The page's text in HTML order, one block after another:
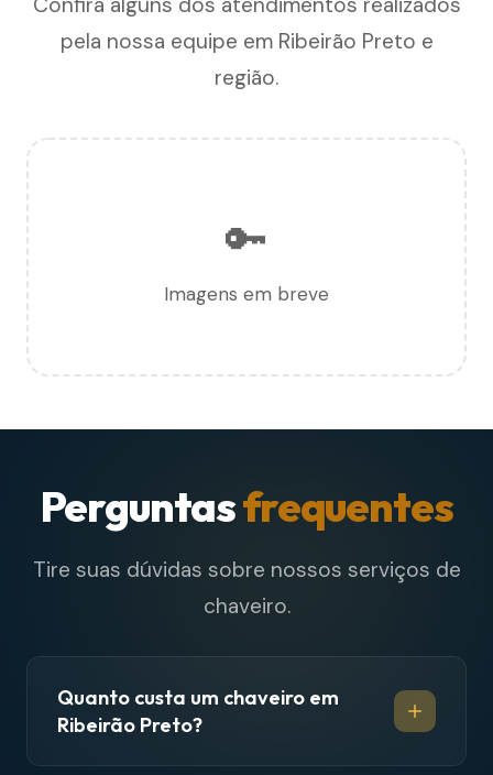
pela nossa equipe em Ribeirão Preto e
região.
🔑
Imagens em breve
Perguntasfrequentes
Tire suas dúvidas sobre nossos serviços de
chaveiro.
Quanto custa um chaveiro em
Ribeirão Preto?